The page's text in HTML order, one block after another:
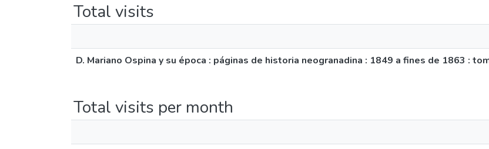
Total visits
D. Mariano Ospina y su época : páginas de historia neogranadina : 1849 a fines de 1863 :
Total visits per month